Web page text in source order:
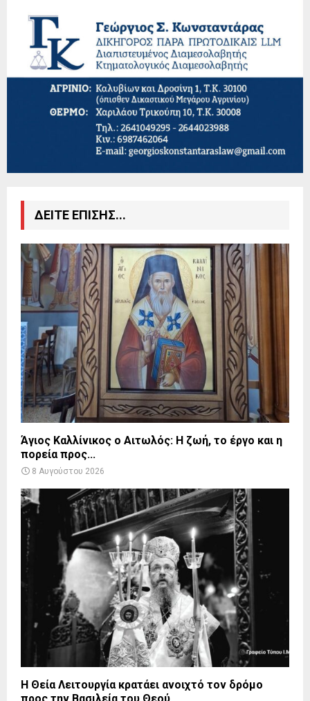
ΔΕΙΤΕ ΕΠΙΣΗΣ...
Άγιος Καλλίνικος ο Αιτωλός: Η ζωή, το έργο και η
πορεία προς...
8 Αυγούστου 2026
Η Θεία Λειτουργία κρατάει ανοιχτό τον δρόμο